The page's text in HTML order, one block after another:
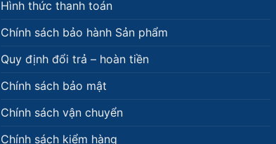
Hình thức thanh toán
Chính sách bảo hành Sản phẩm
Quy định đổi trả – hoàn tiền
Chính sách bảo mật
Chính sách vận chuyển
Chính sách kiểm hàng